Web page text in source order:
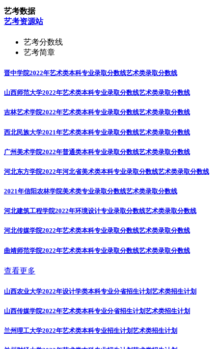
艺考数据
艺考资源站
艺考分数线
艺考简章
晋中学院2022年艺术类本科专业录取分数线艺术类录取分数线
山西师范大学2022年艺术类本科专业录取分数线艺术类录取分数线
吉林艺术学院2022年艺术类本科专业录取分数线艺术类录取分数线
西北民族大学2021年艺术类本科专业录取分数线艺术类录取分数线
广州美术学院2022年普通类本科专业录取分数线艺术类录取分数线
河北东方学院2022年河北省美术类本科专业录取分数线艺术类录取分数线
2021年信阳农林学院美术类专业录取分数线艺术类录取分数线
河北建筑工程学院2022年环境设计专业录取分数线艺术类录取分数线
河北传媒学院2022年艺术类本科专业录取分数线艺术类录取分数线
曲靖师范学院2022年艺术类本科专业录取分数线艺术类录取分数线
查看更多
山西农业大学2022年设计学类本科专业分省招生计划艺术类招生计划
山西传媒学院2022年艺术类本科专业分省招生计划艺术类招生计划
兰州理工大学2022年艺术类本科专业招生计划艺术类招生计划